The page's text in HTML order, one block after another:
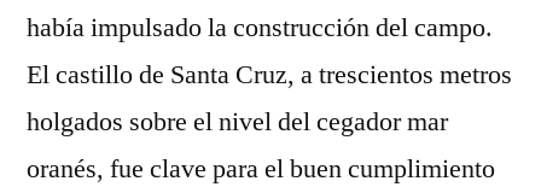
había impulsado la construcción del campo.
El castillo de Santa Cruz, a trescientos metros
holgados sobre el nivel del cegador mar
oranés, fue clave para el buen cumplimiento